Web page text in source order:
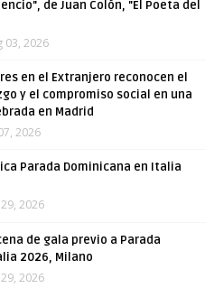
de Juan Colón, "El Poeta del
03, 2026
en el Extranjero reconocen el
y el compromiso social en una
en Madrid
2026
Parada Dominicana en Italia
29, 2026
de gala previo a Parada
2026, Milano
29, 2026